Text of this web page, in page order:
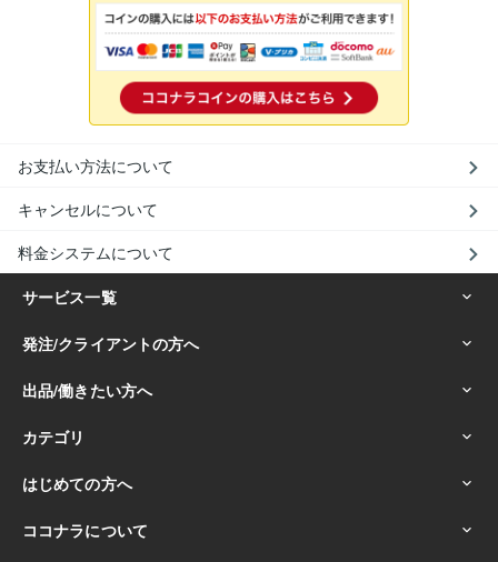
お支払い方法について
キャンセルについて
料金システムについて